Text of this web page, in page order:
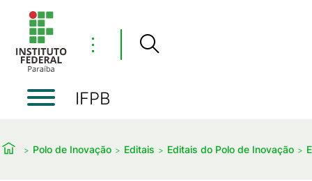
⋮
IFPB
Polo de Inovação Editais Editais do Polo de Inovação